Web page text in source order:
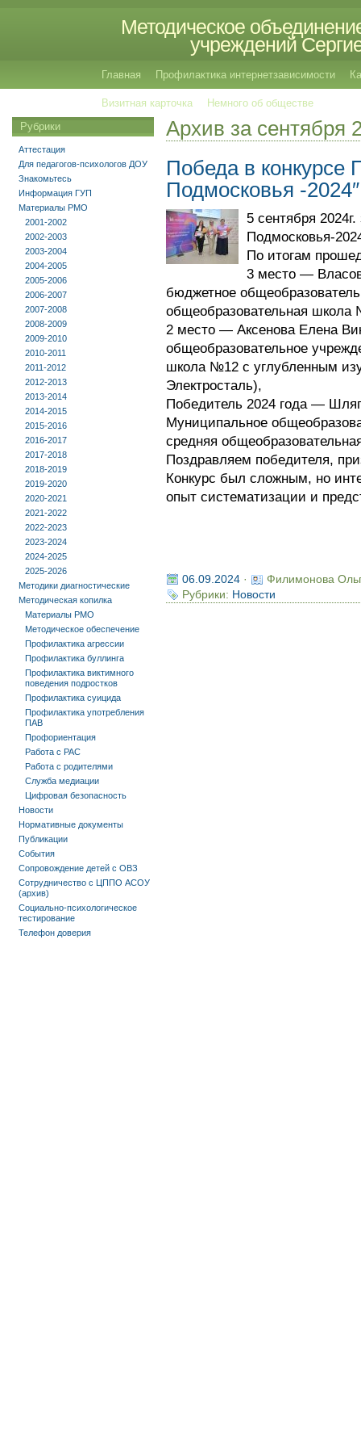
Методическое
учреждений
Главная Профилактика интернетзависимости
Визитная карточка Немного об обществе
Архив за сентября
Победа в конкурсе
Подмосковья -2024″
5 сентября
Подмосковья-
По итогам
3 место —
бюджетное
общеобразовательная школа
2 место — Аксенова Елена
общеобразовательное
школа №12 с углубленным
Электросталь),
Победитель 2024 года —
Муниципальное
средняя
Поздравляем победителя,
Конкурс был сложным, но
опыт систематизации и
06.09.2024·
Филимонова
Рубрики: Новости
Рубрики
Аттестация
Для педагогов-психологов ДОУ
Знакомьтесь
Информация ГУП
Материалы РМО
2001-2002
2002-2003
2003-2004
2004-2005
2005-2006
2006-2007
2007-2008
2008-2009
2009-2010
2010-2011
2011-2012
2012-2013
2013-2014
2014-2015
2015-2016
2016-2017
2017-2018
2018-2019
2019-2020
2020-2021
2021-2022
2022-2023
2023-2024
2024-2025
2025-2026
Методики диагностические
Методическая копилка
Материалы РМО
Методическое обеспечение
Профилактика агрессии
Профилактика буллинга
Профилактика виктимного
поведения подростков
Профилактика суицида
Профилактика употребления
ПАВ
Профориентация
Работа с РАС
Работа с родителями
Служба медиации
Цифровая безопасность
Новости
Нормативные документы
Публикации
События
Сопровождение детей с ОВЗ
Сотрудничество с ЦППО АСОУ
(архив)
Социально-психологическое
тестирование
Телефон доверия